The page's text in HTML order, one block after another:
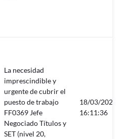
La necesidad
imprescindible y
urgente de cubrir el
puesto de trabajo
FF0369 Jefe
Negociado Títulos y
SET (nivel 20,
18/03/2026
16:11:36